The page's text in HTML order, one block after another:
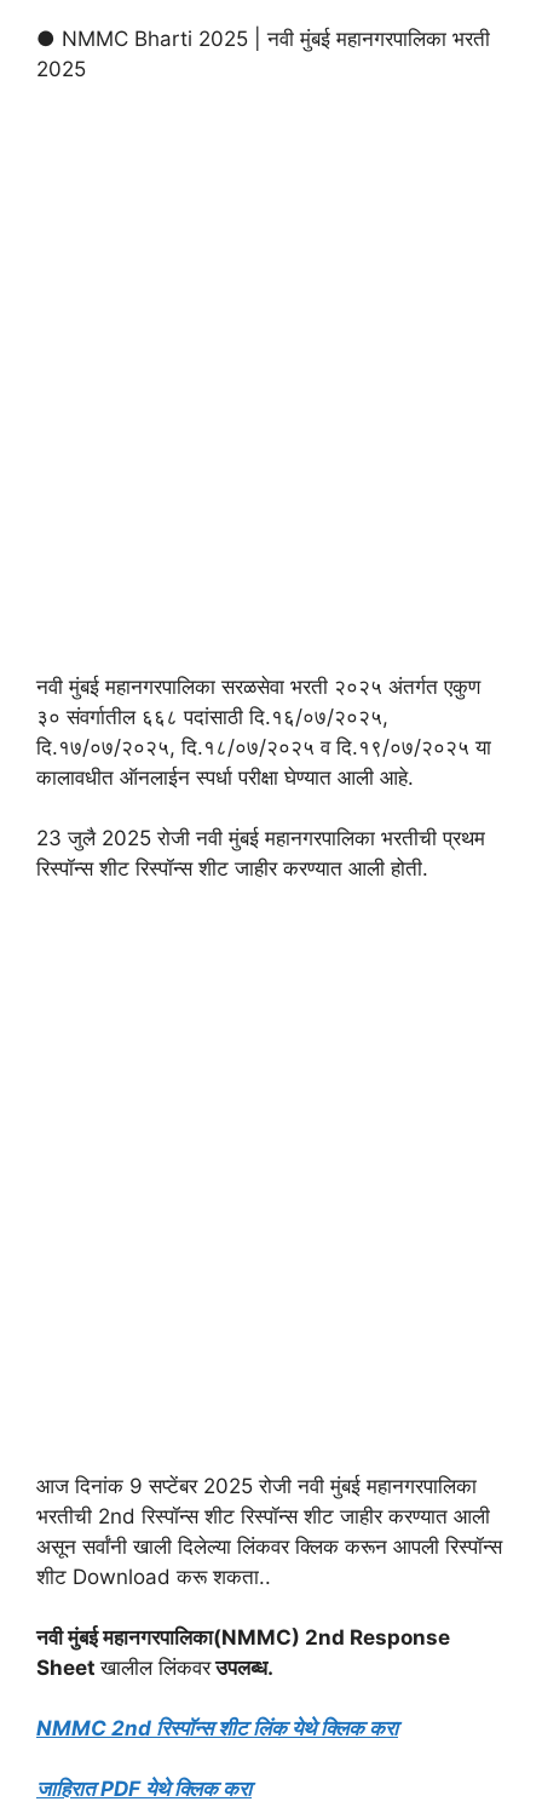
● NMMC Bharti 2025 | नवी मुंबई महानगरपालिका भरती
2025
नवी मुंबई महानगरपालिका सरळसेवा भरती २०२५ अंतर्गत एकुण
३० संवर्गातील ६६८ पदांसाठी दि.१६/०७/२०२५,
दि.१७/०७/२०२५, दि.१८/०७/२०२५ व दि.१९/०७/२०२५ या
कालावधीत ऑनलाईन स्पर्धा परीक्षा घेण्यात आली आहे.
23 जुलै 2025 रोजी नवी मुंबई महानगरपालिका भरतीची प्रथम
रिस्पॉन्स शीट रिस्पॉन्स शीट जाहीर करण्यात आली होती.
आज दिनांक 9 सप्टेंबर 2025 रोजी नवी मुंबई महानगरपालिका
भरतीची 2nd रिस्पॉन्स शीट रिस्पॉन्स शीट जाहीर करण्यात आली
असून सर्वांनी खाली दिलेल्या लिंकवर क्लिक करून आपली रिस्पॉन्स
शीट Download करू शकता..
नवी मुंबई महानगरपालिका(NMMC) 2nd Response
Sheetखालील लिंकवरउपलब्ध.
NMMC 2nd रिस्पॉन्स शीट लिंक येथे क्लिक करा
जाहिरात PDF येथे क्लिक करा